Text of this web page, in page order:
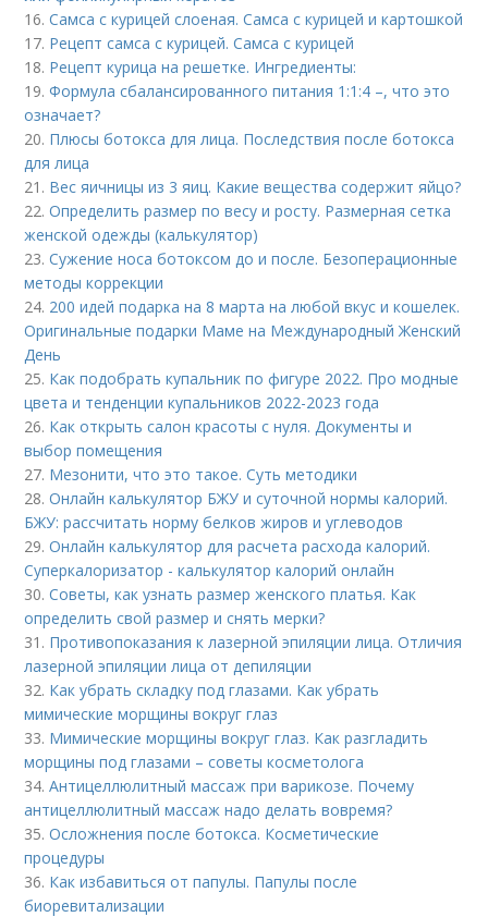
16.Самса с курицей слоеная. Самса с курицей и картошкой
17. Рецепт самса с курицей. Самса с курицей
18. Рецепт курица на решетке. Ингредиенты:
19.Формула сбалансированного питания 1:1:4 –, что это
означает?
20. Плюсы ботокса для лица. Последствия после ботокса
для лица
21. Вес яичницы из 3 яиц. Какие вещества содержит яйцо?
22.Определить размер по весу и росту. Размерная сетка
женской одежды (калькулятор)
23.Сужение носа ботоксом до и после. Безоперационные
методы коррекции
24. 200 идей подарка на 8 марта на любой вкус и кошелек.
Оригинальные подарки Маме на Международный Женский
День
25. Как подобрать купальник по фигуре 2022. Про модные
цвета и тенденции купальников 2022-2023 года
26. Как открыть салон красоты с нуля. Документы и
выбор помещения
27. Мезонити, что это такое. Суть методики
28.Онлайн калькулятор БЖУ и суточной нормы калорий.
БЖУ: рассчитать норму белков жиров и углеводов
29.Онлайн калькулятор для расчета расхода калорий.
Суперкалоризатор - калькулятор калорий онлайн
30.Советы, как узнать размер женского платья. Как
определить свой размер и снять мерки?
31. Противопоказания к лазерной эпиляции лица. Отличия
лазерной эпиляции лица от депиляции
32. Как убрать складку под глазами. Как убрать
мимические морщины вокруг глаз
33. Мимические морщины вокруг глаз. Как разгладить
морщины под глазами – советы косметолога
34.Антицеллюлитный массаж при варикозе. Почему
антицеллюлитный массаж надо делать вовремя?
35.Осложнения после ботокса. Косметические
процедуры
36. Как избавиться от папулы. Папулы после
биоревитализации